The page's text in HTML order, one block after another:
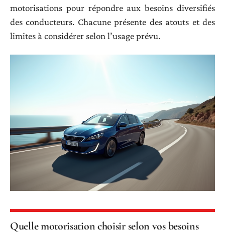
motorisations pour répondre aux besoins diversifiés
des conducteurs. Chacune présente des atouts et des
limites à considérer selon l’usage prévu.
Quelle motorisation choisir selon vos besoins